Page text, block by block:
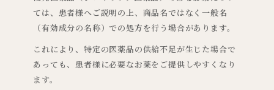
ては、患者様へご説明の上、商品名ではなく一般名
（有効成分の名称）での処方を行う場合があります。
これにより、特定の医薬品の供給不足が生じた場合で
あっても、患者様に必要なお薬をご提供しやすくなり
ます。